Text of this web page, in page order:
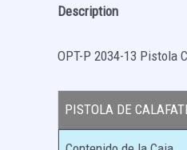
Description
OPT-P 2034-13 Pistola
PISTOLA DE